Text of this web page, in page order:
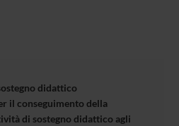
didattico
il conseguimento della
di sostegno didattico agli